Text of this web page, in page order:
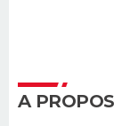
A PROPOS